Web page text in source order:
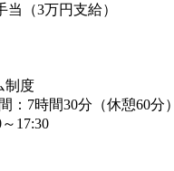
当（3万円支給）
制度
：7時間30分（休憩60分）
17:30